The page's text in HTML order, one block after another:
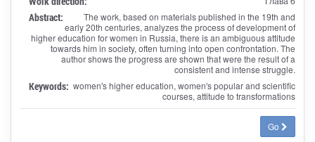
Abstract:
The work, based on materials published in the 19th and
early 20th centuries, analyzes the process of development of
higher education for women in Russia, there is an ambiguous attitude
towards him in society, often turning into open confrontation. The
author shows the progress are shown that were the result of a
consistent and intense struggle.
Keywords: women's higher education, women's popular and scientific
courses, attitude to transformations
Go